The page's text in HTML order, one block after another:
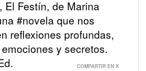
El Festín, de Marina
#novela que nos
reflexiones profundas,
y secretos.
COMPARTIR EN X